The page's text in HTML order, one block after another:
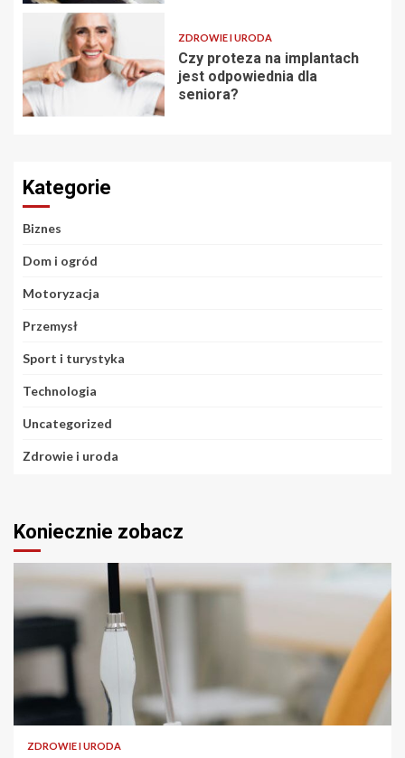
ZDROWIE I URODA
Czy proteza na implantach
jest odpowiednia dla
seniora?
Kategorie
Biznes
Dom i ogród
Motoryzacja
Przemysł
Sport i turystyka
Technologia
Uncategorized
Zdrowie i uroda
Koniecznie zobacz
ZDROWIE I URODA